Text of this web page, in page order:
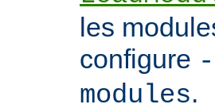
les
configure
modules.